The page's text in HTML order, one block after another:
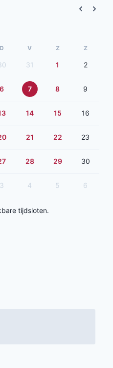
D V Z Z
31 1 2
6 7 8 9
14 15 16
21 22 23
28 29 30
3 4 5 6
tijdsloten.